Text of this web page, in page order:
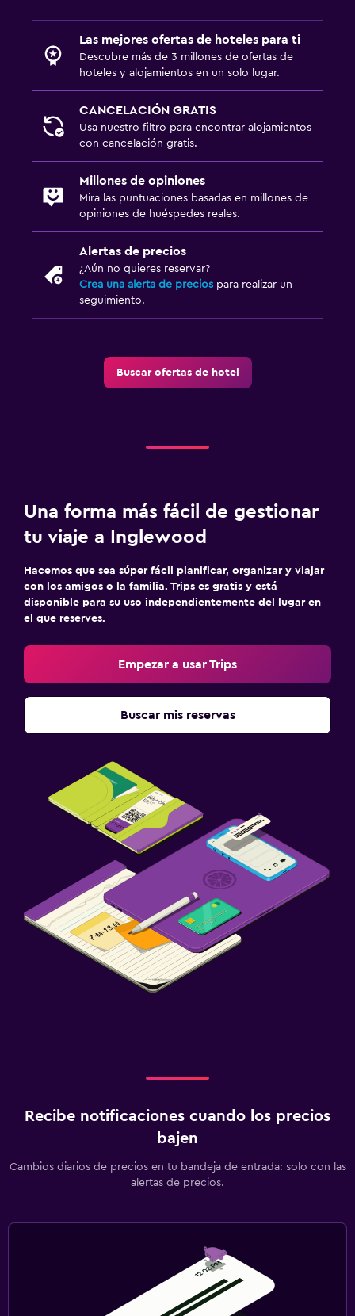
Las mejores ofertas de hoteles para ti
Descubre más de 3 millones de ofertas de
hoteles y alojamientos en un solo lugar.
CANCELACIÓN GRATIS
Usa nuestro filtro para encontrar alojamientos
con cancelación gratis.
Millones de opiniones
Mira las puntuaciones basadas en millones de
opiniones de huéspedes reales.
Alertas de precios
¿Aún no quieres reservar?
Crea una alerta de precios para realizar un
seguimiento.
Buscar ofertas de hotel
Una forma más fácil de gestionar
tu viaje a Inglewood
Hacemos que sea súper fácil planificar, organizar y viajar
con los amigos o la familia. Trips es gratis y está
disponible para su uso independientemente del lugar en
el que reserves.
Empezar a usar Trips
Buscar mis reservas
Recibe notificaciones cuando los precios
bajen
Cambios diarios de precios en tu bandeja de entrada: solo con las
alertas de precios.